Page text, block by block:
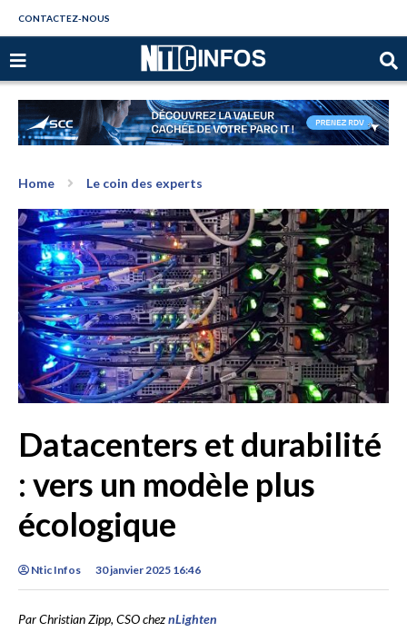
CONTACTEZ-NOUS
Home Le coin des experts
Datacenters et durabilité
: vers un modèle plus
écologique
Ntic Infos 30 janvier 2025 16:46
Par Christian Zipp, CSO cheznLighten